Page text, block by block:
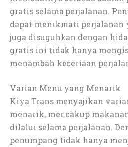
gratis selama perjalanan.
dapat menikmati perjalanan
juga disuguhkan dengan
gratis ini tidak hanya
menambah keceriaan
Varian Menu yang Menarik
Kiya Trans menyajikan
menarik, mencakup
dilalui selama perjalanan.
penumpang tidak hanya